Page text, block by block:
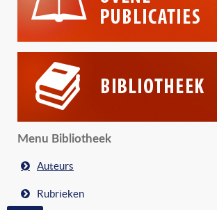
Menu Bibliotheek
Auteurs
Rubrieken